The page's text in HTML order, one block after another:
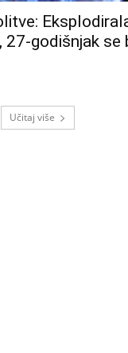
27-godišnjak se
Učitaj više